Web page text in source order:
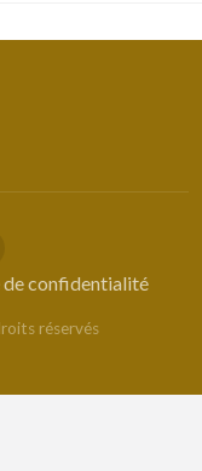
de confidentialité
réservés